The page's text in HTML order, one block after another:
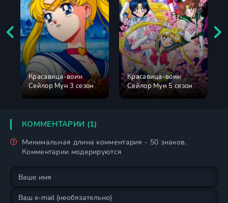
Красавица-воин
Сейлор Мун 3 сезон
Красавица-воин
Сейлор Мун 5 сезон
КОММЕНТАРИИ (1)
Минимальная длина комментария - 50 знаков.
Комментарии модерируются